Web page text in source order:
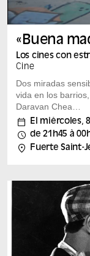
«Buena
Los cines con
Cine
Dos miradas
vida en los
Daravan Chea
«Bonne mère»,
de unos cincuenta
limpiadora, cuida
de viviendas
mayor, Ellyes, se
gasolinera… Con la presencia de Caroline Chenu,
cocomisaria de la
Información
ligera en el local.
Puedes traer
El miércoles,
de 21h45 à
Fuerte Saint-